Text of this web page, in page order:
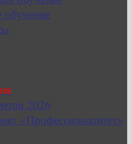
обучение
2026
«Профессионалитет»